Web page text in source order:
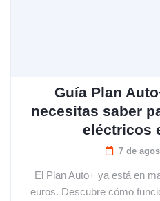
Guía Plan
necesitas saber
eléctricos
7 de
El Plan Auto+ ya está en
euros. Descubre cómo